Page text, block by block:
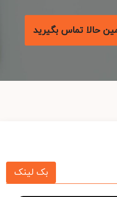
حالا تماس بگیرید
بک لینک